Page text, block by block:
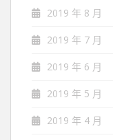
2019 年 8 月
2019 年 7 月
2019 年 6 月
2019 年 5 月
2019 年 4 月